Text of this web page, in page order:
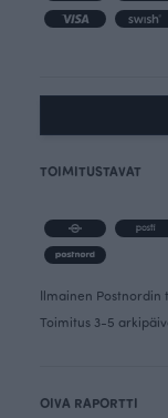
TOIMITUSTAVAT
Ilmainen Postnordin
Toimitus 3-5
OIVA RAPORTTI